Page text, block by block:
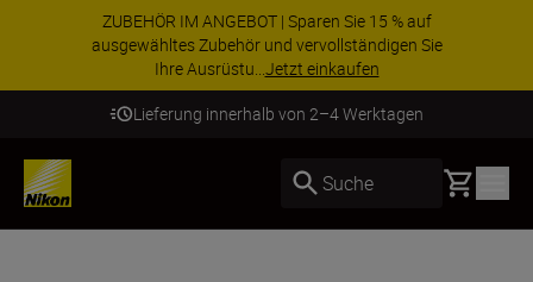
ZUBEHÖR IM ANGEBOT | Sparen Sie 15 % auf
ausgewähltes Zubehör und vervollständigen Sie
Ihre Ausrüstu...Jetzt einkaufen
Lieferung innerhalb von 2–4 Werktagen
Suche Basket